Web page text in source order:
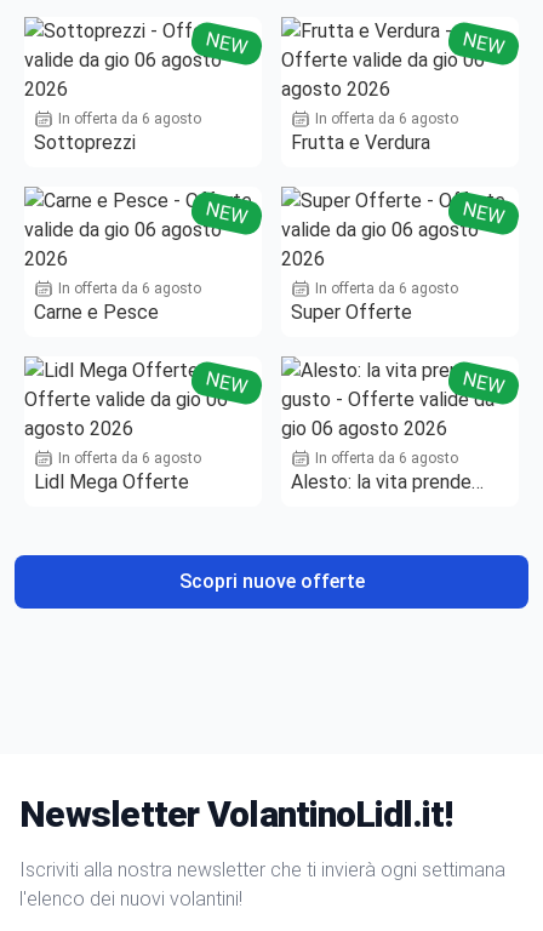
NEW
In offerta da 6 agosto
Sottoprezzi
NEW
In offerta da 6 agosto
Frutta e Verdura
NEW
In offerta da 6 agosto
Carne e Pesce
NEW
In offerta da 6 agosto
Super Offerte
NEW
In offerta da 6 agosto
Lidl Mega Offerte
NEW
In offerta da 6 agosto
Alesto: la vita prende
Scopri nuove offerte
Newsletter VolantinoLidl.it!
Iscriviti alla nostra newsletter che ti invierà ogni settimana
l'elenco dei nuovi volantini!